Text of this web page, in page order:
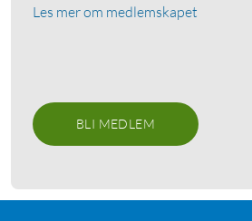
Les mer om medlemskapet
BLI MEDLEM